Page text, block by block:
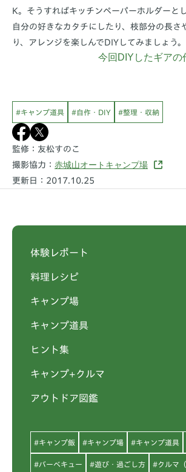
K。そうすればキッチンペーパーホルダーと
自分の好きなカタチにしたり、枝部分の長さ
り、アレンジを楽しんでDIYしてみましょう。
今回DIYしたギアの
#キャンプ道具 #自作・DIY #整理・収納
監修：友松すのこ
撮影協力： 赤城山オートキャンプ場
更新日：2017.10.25
体験レポート
料理レシピ
キャンプ場
キャンプ道具
ヒント集
キャンプ+クルマ
アウトドア図鑑
#キャンプ飯 #キャンプ場 #キャンプ道具
#バーベキュー #遊び・過ごし方 #クルマ（